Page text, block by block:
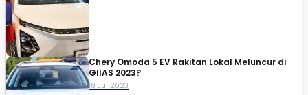
Chery Omoda 5 EV Rakitan Lokal Meluncur di
GIIAS 2023?
18 Jul 2023